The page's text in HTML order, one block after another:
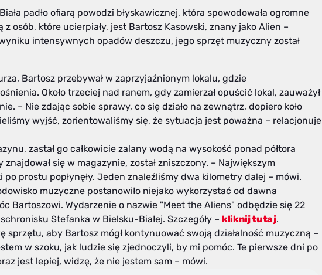
padło ofiarą powodzi błyskawicznej, która spowodowała ogromne
osób, które ucierpiały, jest Bartosz Kasowski, znany jako Alien –
intensywnych opadów deszczu, jego sprzęt muzyczny został
Bartosz przebywał w zaprzyjaźnionym lokalu, gdzie
Około trzeciej nad ranem, gdy zamierzał opuścić lokal, zauważył
– Nie zdając sobie sprawy, co się działo na zewnątrz, dopiero koło
wyjść, zorientowaliśmy się, że sytuacja jest poważna – relacjonuje
zastał go całkowicie zalany wodą na wysokość ponad półtora
się w magazynie, został zniszczony. – Największym
po prostu popłynęły. Jeden znaleźliśmy dwa kilometry dalej – mówi.
muzyczne postanowiło niejako wykorzystać od dawna
Bartoszowi. Wydarzenie o nazwie "Meet the Aliens" odbędzie się 22
Stefanka w Bielsku-Białej. Szczegóły – kliknij tutaj.
sprzętu, aby Bartosz mógł kontynuować swoją działalność muzyczną –
w szoku, jak ludzie się zjednoczyli, by mi pomóc. Te pierwsze dni po
jest lepiej, widzę, że nie jestem sam – mówi.